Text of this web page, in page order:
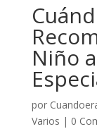
Niño
por
Varios | 0